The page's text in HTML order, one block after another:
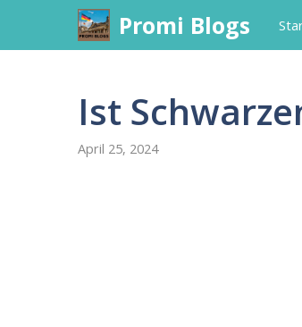
content
Promi Blogs
Ist
April 25, 2024